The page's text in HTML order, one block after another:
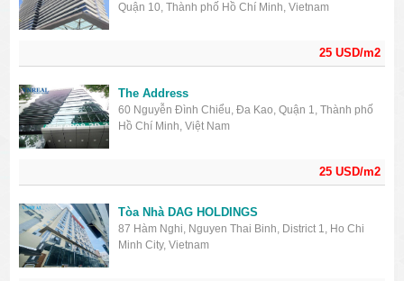
25 USD/m2
Quận 10, Thành phố Hồ Chí Minh, Vietnam
25 USD/m2
The Address
60 Nguyễn Đình Chiểu, Đa Kao, Quận 1, Thành phố
Hồ Chí Minh, Việt Nam
Tòa Nhà DAG HOLDINGS
87 Hàm Nghi, Nguyen Thai Binh, District 1, Ho Chi
Minh City, Vietnam